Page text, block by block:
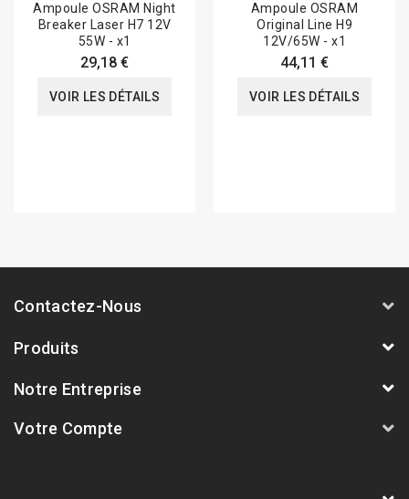
Ampoule OSRAM Night
Breaker Laser H7 12V
55W - x1
29,18 €
VOIR LES DÉTAILS
Ampoule OSRAM
Original Line H9
12V/65W - x1
44,11 €
VOIR LES DÉTAILS
Contactez-Nous
Produits
Notre Entreprise
Votre Compte